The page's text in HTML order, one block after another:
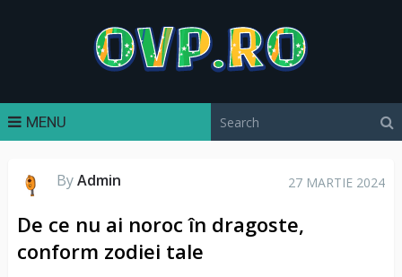
MENU
ByAdmin 27 MARTIE 2024
De ce nu ai noroc în dragoste,
conform zodiei tale